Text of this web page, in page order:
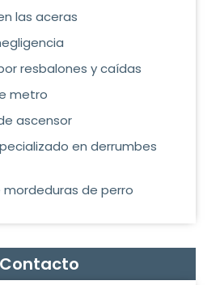
las aceras
resbalones y caídas
metro
ascensor
en derrumbes
de perro
Contacto